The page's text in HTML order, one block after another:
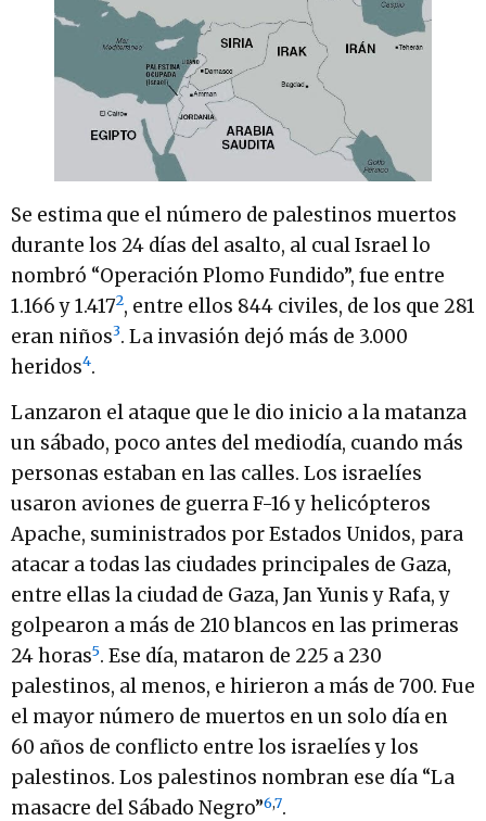
Se estima que el número de palestinos muertos
durante los 24 días del asalto, al cual Israel lo
nombró “Operación Plomo Fundido”, fue entre
1.166 y 1.4172, entre ellos 844 civiles, de los que 281
eran niños3. La invasión dejó más de 3.000
heridos4.
Lanzaron el ataque que le dio inicio a la matanza
un sábado, poco antes del mediodía, cuando más
personas estaban en las calles. Los israelíes
usaron aviones de guerra F-16 y helicópteros
Apache, suministrados por Estados Unidos, para
atacar a todas las ciudades principales de Gaza,
entre ellas la ciudad de Gaza, Jan Yunis y Rafa, y
golpearon a más de 210 blancos en las primeras
24 horas5. Ese día, mataron de 225 a 230
palestinos, al menos, e hirieron a más de 700. Fue
el mayor número de muertos en un solo día en
60 años de conflicto entre los israelíes y los
palestinos. Los palestinos nombran ese día “La
masacre del Sábado Negro”6,7.